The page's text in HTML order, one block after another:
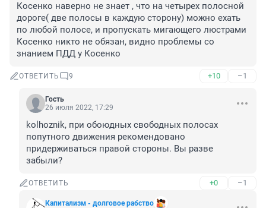
Косенко наверно не знает , что на четырех полосной
дороге( две полосы в каждую сторону) можно ехать
по любой полосе, и пропускать мигающего люстрами
Косенко никто не обязан, видно проблемы со
знанием ПДД у Косенко
ОТВЕТИТЬ 9 +10 –1
Гость
26 июля 2022, 17:29
kolhoznik, при обоюдных свободных полосах
попутного движения рекомендовано
придерживаться правой стороны. Вы разве
забыли?
ОТВЕТИТЬ +0 –1
Капитализм - долговое рабство